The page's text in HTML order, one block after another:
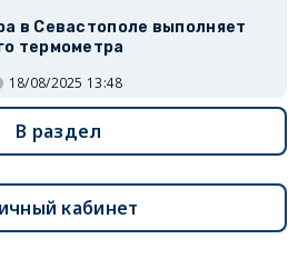
в Севастополе выполняет
термометра
18/08/2025 13:48
В раздел
кабинет